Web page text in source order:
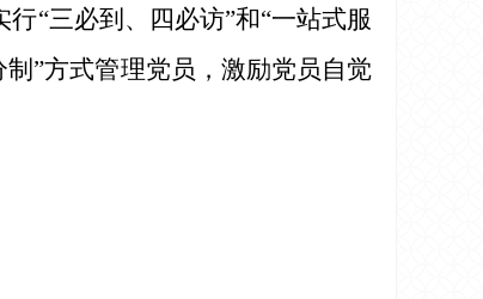
“三必到、四必访”和“一站式服
”方式管理党员，激励党员自觉